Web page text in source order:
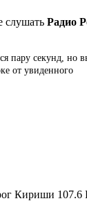
слушать Радио
пару секунд, но
от увиденного
Кириши 107.6